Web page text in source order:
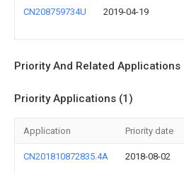
CN208759734U 2019-04-19
Priority And Related Applications
Priority Applications (1)
Application Priority date
CN201810872835.4A 2018-08-02